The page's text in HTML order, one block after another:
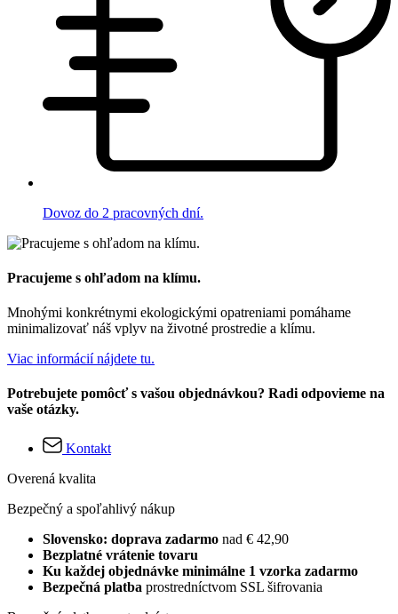
Dovoz do 2 pracovných dní.
Pracujeme s ohľadom na klímu.
Mnohými konkrétnymi ekologickými opatreniami pomáhame
minimalizovať náš vplyv na životné prostredie a klímu.
Viac informácií nájdete tu.
Potrebujete pomôcť s vašou objednávkou? Radi odpovieme na
vaše otázky.
Kontakt
Overená kvalita
Bezpečný a spoľahlivý nákup
Slovensko: doprava zadarmo nad € 42,90
Bezplatné vrátenie tovaru
Ku každej objednávke minimálne 1 vzorka zadarmo
Bezpečná platba prostredníctvom SSL šifrovania